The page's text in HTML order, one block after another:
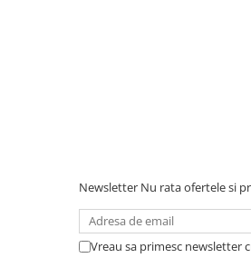
Newsletter Nu rata ofertele si
Vreau sa primesc newsletter